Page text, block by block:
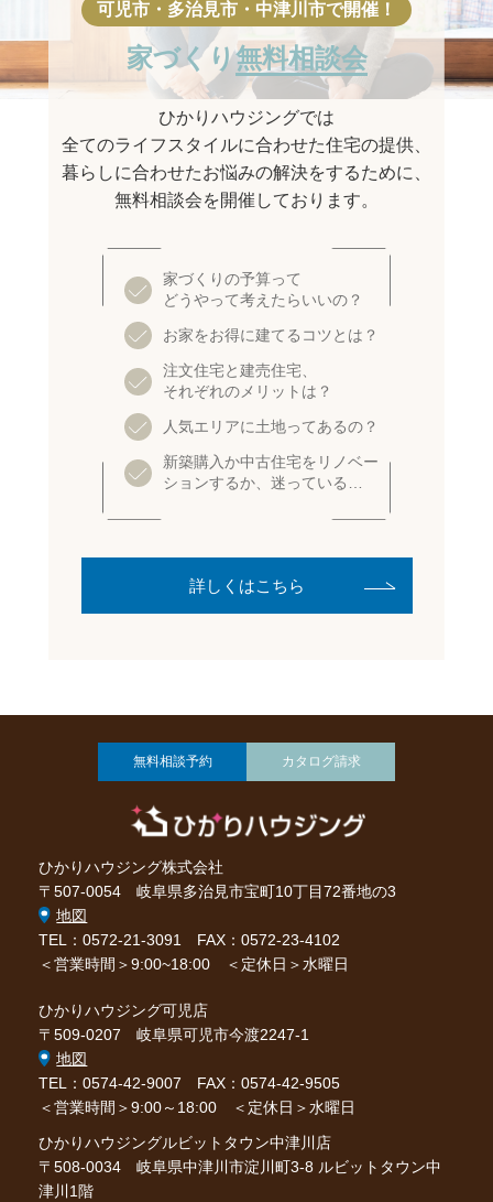
家づくり無料相談会
ひかりハウジングでは
全てのライフスタイルに合わせた住宅の提供、
暮らしに合わせたお悩みの解決をするために、
無料相談会を開催しております。
家づくりの予算って
どうやって考えたらいいの？
お家をお得に建てるコツとは？
注文住宅と建売住宅、
それぞれのメリットは？
人気エリアに土地ってあるの？
新築購入か中古住宅をリノベー
ションするか、迷っている…
詳しくはこちら
ひかりハウジング株式会社
〒507-0054 岐阜県多治見市宝町10丁目72番地の3
地図
TEL：0572-21-3091 FAX：0572-23-4102
＜営業時間＞9:00~18:00 ＜定休日＞水曜日
ひかりハウジング可児店
〒509-0207 岐阜県可児市今渡2247-1
地図
TEL：0574-42-9007 FAX：0574-42-9505
＜営業時間＞9:00～18:00 ＜定休日＞水曜日
ひかりハウジングルビットタウン中津川店
〒508-0034 岐阜県中津川市淀川町3-8 ルビットタウン中
津川1階
無料相談予約 カタログ請求